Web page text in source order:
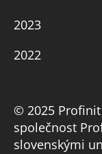
2023
2022
© 2025 Profinit
společnost
slovenskými